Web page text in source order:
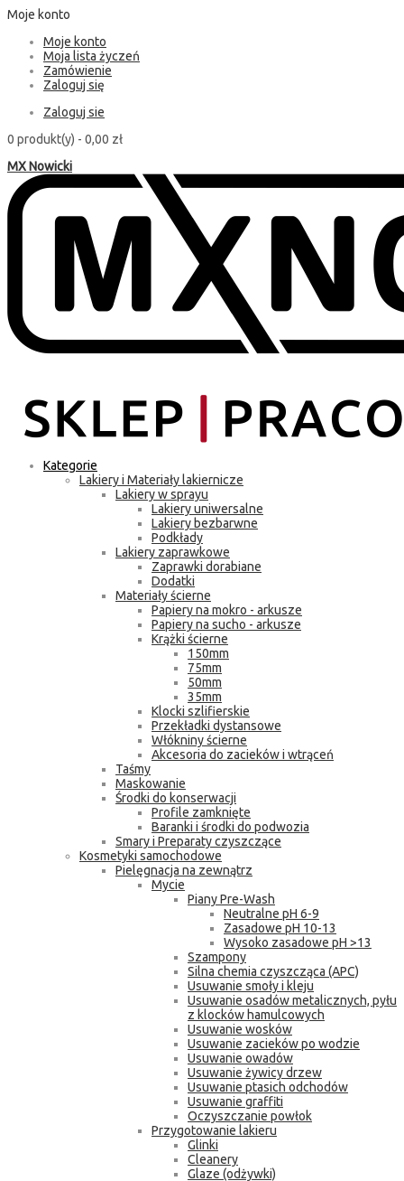
Moje konto
Moje konto
Moja lista życzeń
Zamówienie
Zaloguj się
Zaloguj sie
0 produkt(y) - 0,00 zł
MX Nowicki
Kategorie
Lakiery i Materiały lakiernicze
Lakiery w sprayu
Lakiery uniwersalne
Lakiery bezbarwne
Podkłady
Lakiery zaprawkowe
Zaprawki dorabiane
Dodatki
Materiały ścierne
Papiery na mokro - arkusze
Papiery na sucho - arkusze
Krążki ścierne
150mm
75mm
50mm
35mm
Klocki szlifierskie
Przekładki dystansowe
Włókniny ścierne
Akcesoria do zacieków i wtrąceń
Taśmy
Maskowanie
Środki do konserwacji
Profile zamknięte
Baranki i środki do podwozia
Smary i Preparaty czyszczące
Kosmetyki samochodowe
Pielęgnacja na zewnątrz
Mycie
Piany Pre-Wash
Neutralne pH 6-9
Zasadowe pH 10-13
Wysoko zasadowe pH >13
Szampony
Silna chemia czyszcząca (APC)
Usuwanie smoły i kleju
Usuwanie osadów metalicznych, pyłu
z klocków hamulcowych
Usuwanie wosków
Usuwanie zacieków po wodzie
Usuwanie owadów
Usuwanie żywicy drzew
Usuwanie ptasich odchodów
Usuwanie graffiti
Oczyszczanie powłok
Przygotowanie lakieru
Glinki
Cleanery
Glaze (odżywki)